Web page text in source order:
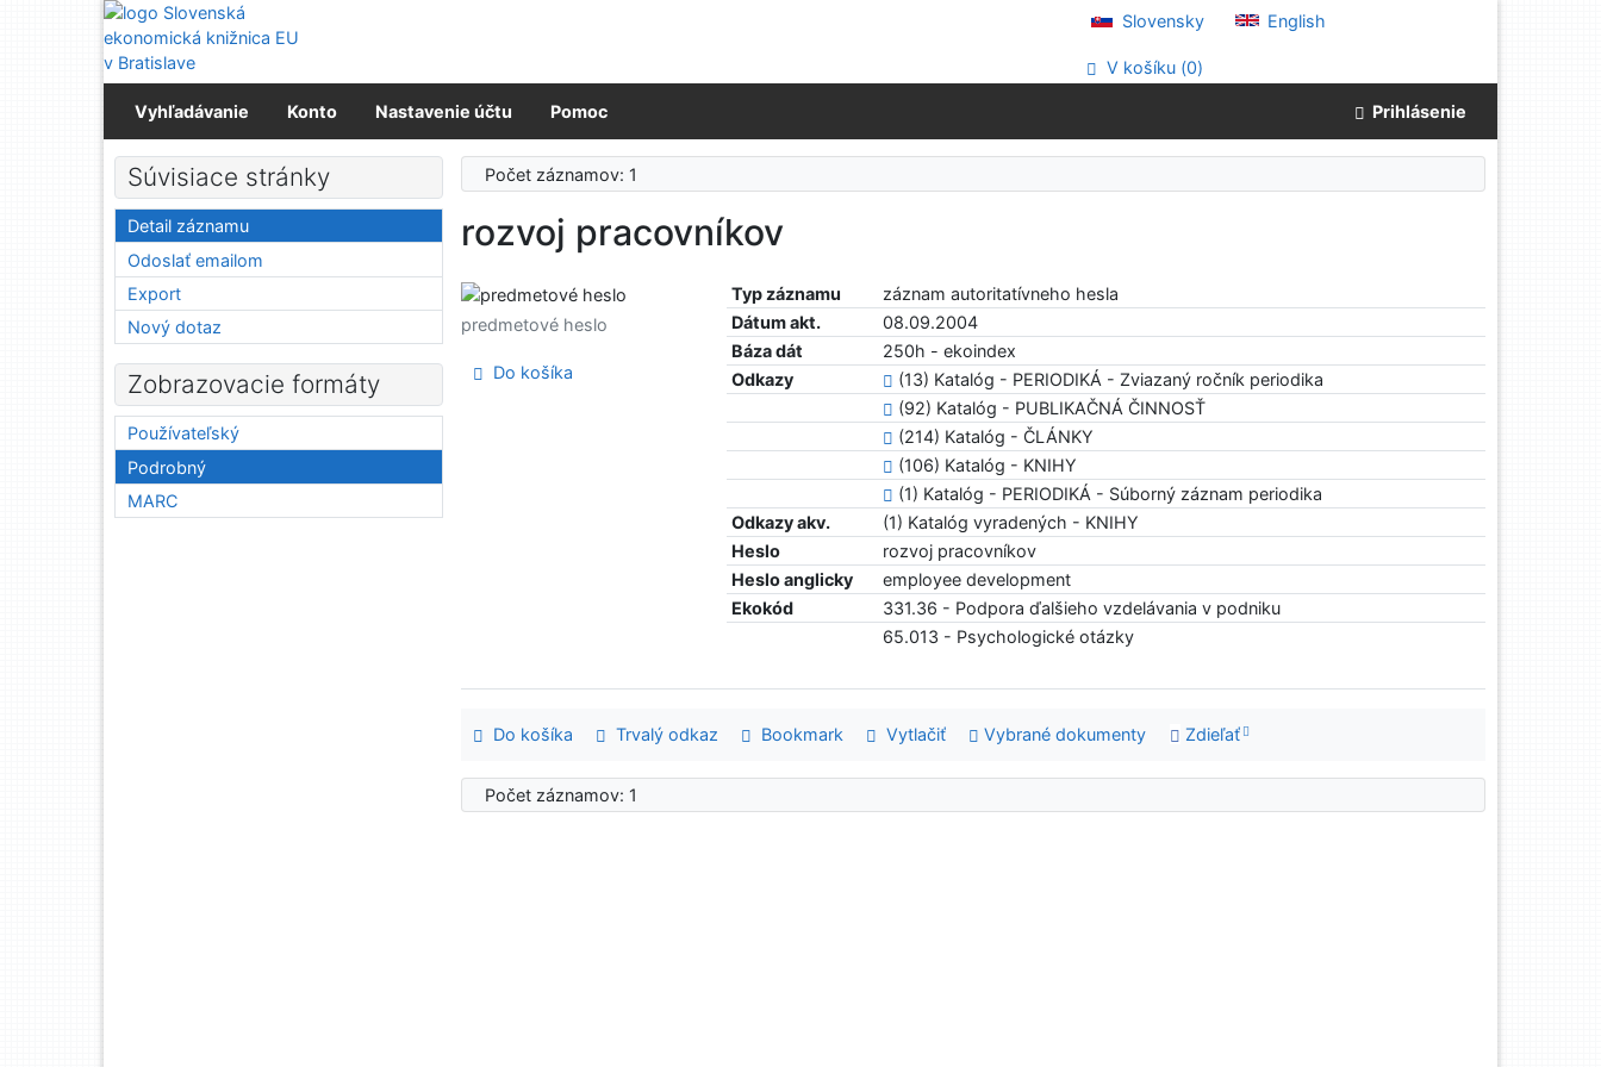
Prejsť na obsah
Prejsť na menu
Prehlásenie o webovej prístupnosti
Slovensky English
V košíku (0)
Vyhľadávanie Konto Nastavenie účtu Pomoc Prihlásenie
Počet záznamov: 1
rozvoj pracovníkov
Typ záznamu
záznam autoritatívneho hesla
Dátum akt.
08.09.2004
Báza dát
250h - ekoindex
Odkazy
(13) Katalóg - PERIODIKÁ - Zviazaný ročník periodika
(92) Katalóg - PUBLIKAČNÁ ČINNOSŤ
(214) Katalóg - ČLÁNKY
(106) Katalóg - KNIHY
(1) Katalóg - PERIODIKÁ - Súborný záznam periodika
Odkazy akv.
(1) Katalóg vyradených - KNIHY
Heslo
rozvoj pracovníkov
Heslo anglicky
employee development
Ekokód
331.36 - Podpora ďalšieho vzdelávania v podniku
65.013 - Psychologické otázky
predmetové heslo
Do košíka
Do košíka Trvalý odkaz Bookmark Vytlačiť Vybrané dokumenty Zdieľať
Počet záznamov: 1
Súvisiace stránky
Detail záznamu
Odoslať emailom
Export
Nový dotaz
Zobrazovacie formáty
Používateľský
Podrobný
MARC